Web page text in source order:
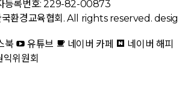
록번호: 229-82-00873
환경교육협회. All rights reserved. desig
북 유튜브 네이버 카페
네이버 해피
익위원회